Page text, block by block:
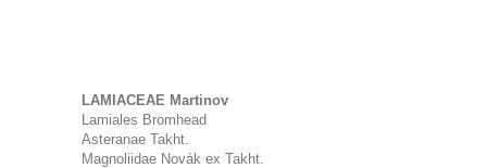
LAMIACEAE Martinov
Lamiales Bromhead
Asteranae Takht.
Magnoliidae Novák ex Takht.